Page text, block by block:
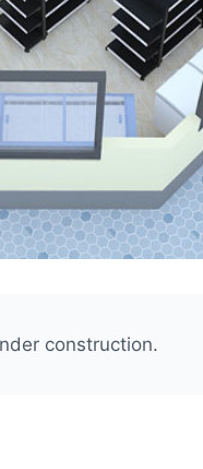
construction.